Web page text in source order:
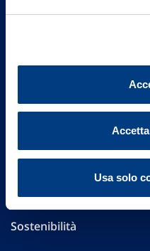
Usa solo
Investor Relations
Altre informazioni
Sostenibilità